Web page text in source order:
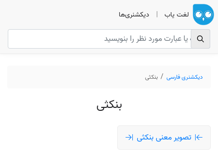
لغت یاب | دیکشنری‌ها
دیکشنری فارسی بنکثی
بنکثی
تصویر معنی بنکثی